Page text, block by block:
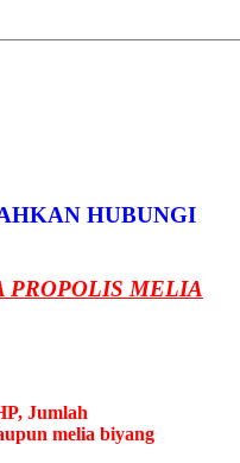
HUBUNGI
PROPOLIS MELIA
Jumlah
melia biyang